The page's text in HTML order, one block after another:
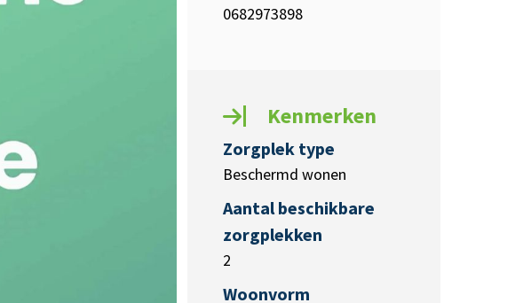
0682973898
Kenmerken
Zorgplek type
Beschermd wonen
Aantal beschikbare
zorgplekken
2
Woonvorm